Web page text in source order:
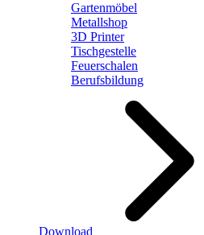
Gartenmöbel
Metallshop
3D Printer
Tischgestelle
Feuerschalen
Berufsbildung
Download